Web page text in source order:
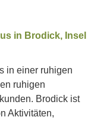
in Brodick, Insel
in einer ruhigen
ruhigen
Brodick ist
Aktivitäten,